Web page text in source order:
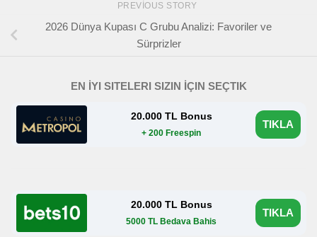
PREVIOUS STORY
2026 Dünya Kupası C Grubu Analizi: Favoriler ve
Sürprizler
EN İYI SITELERI SIZIN İÇIN SEÇTIK
20.000 TL Bonus
+ 200 Freespin
TIKLA
20.000 TL Bonus
5000 TL Bedava Bahis
TIKLA